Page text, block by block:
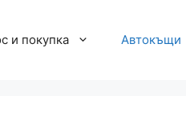
и покупка Автокъщи